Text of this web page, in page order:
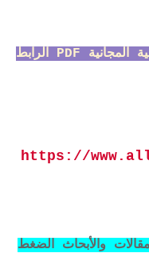
لتحميل كتاب المجلة بصيغته الرقمية المجانية PDF الرابط
https://
والأبحاث الضغط